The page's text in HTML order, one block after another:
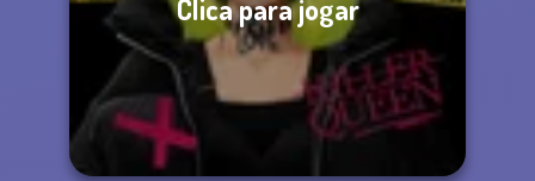
Clica para jogar